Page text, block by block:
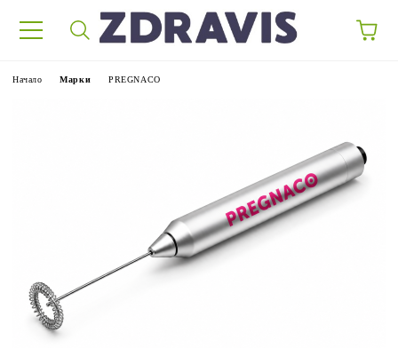
Начало Марки PREGNACO